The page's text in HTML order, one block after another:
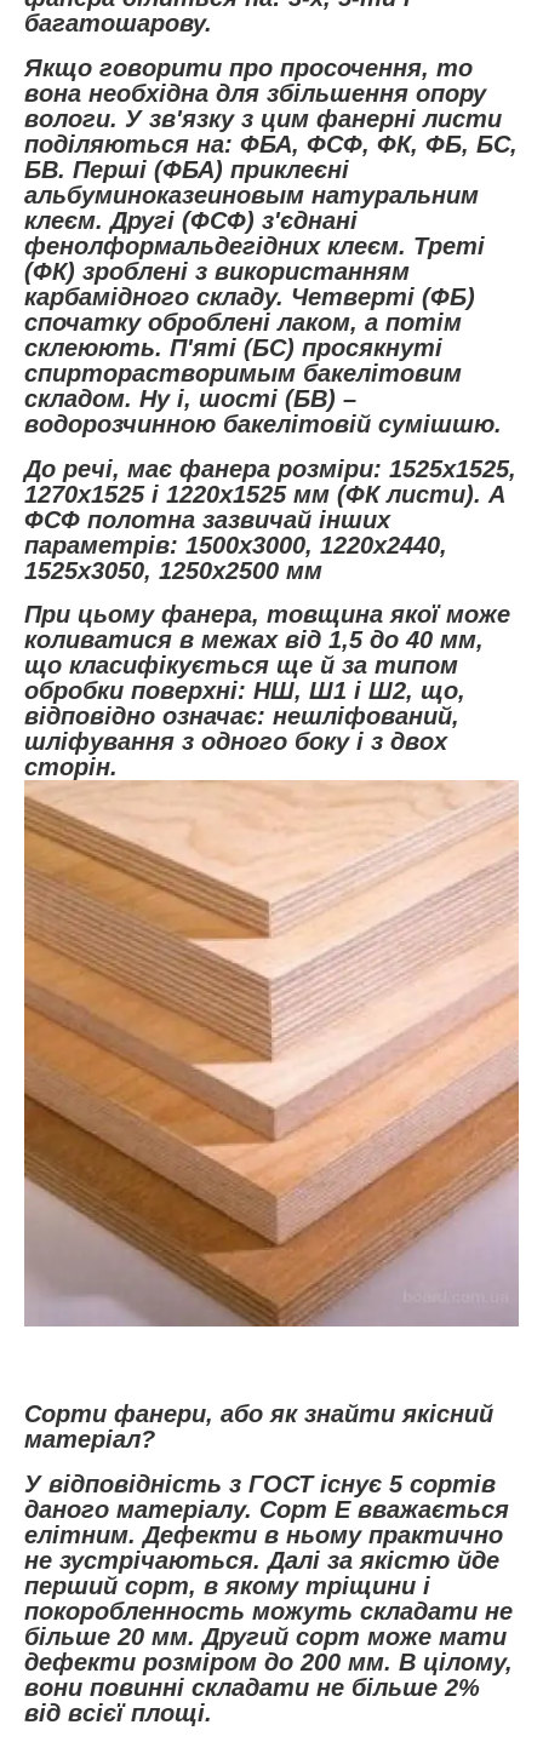
багатошарову.
Якщо говорити про просочення, то
вона необхідна для збільшення опору
вологи. У зв'язку з цим фанерні листи
поділяються на: ФБА, ФСФ, ФК, ФБ, БС,
БВ. Перші (ФБА) приклеєні
альбуминоказеиновым натуральним
клеєм. Другі (ФСФ) з'єднані
фенолформальдегідних клеєм. Треті
(ФК) зроблені з використанням
карбамідного складу. Четверті (ФБ)
спочатку оброблені лаком, а потім
склеюють. П'яті (БС) просякнуті
спирторастворимым бакелітовим
складом. Ну і, шості (БВ) –
водорозчинною бакелітовій сумішшю.
До речі, має фанера розміри: 1525х1525,
1270х1525 і 1220х1525 мм (ФК листи). А
ФСФ полотна зазвичай інших
параметрів: 1500х3000, 1220х2440,
1525х3050, 1250х2500 мм
При цьому фанера, товщина якої може
коливатися в межах від 1,5 до 40 мм,
що класифікується ще й за типом
обробки поверхні: НШ, Ш1 і Ш2, що,
відповідно означає: нешліфований,
шліфування з одного боку і з двох
сторін.
Сорти фанери, або як знайти якісний
матеріал?
У відповідність з ГОСТ існує 5 сортів
даного матеріалу. Сорт Е вважається
елітним. Дефекти в ньому практично
не зустрічаються. Далі за якістю йде
перший сорт, в якому тріщини і
покоробленность можуть складати не
більше 20 мм. Другий сорт може мати
дефекти розміром до 200 мм. В цілому,
вони повинні складати не більше 2%
від всієї площі.